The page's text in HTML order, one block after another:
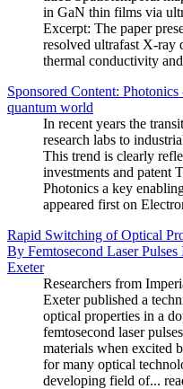
in GaN thin films via
Excerpt: The paper
resolved ultrafast X-ray
thermal conductivity
Sponsored Content:
quantum world
In recent years the
research labs to
This trend is clearly
investments and patent
Photonics a key
appeared first on
Rapid Switching of Optical
By Femtosecond Laser
Exeter
Researchers from
Exeter published a
optical properties in a
femtosecond laser
materials when excited
for many optical
developing field of...